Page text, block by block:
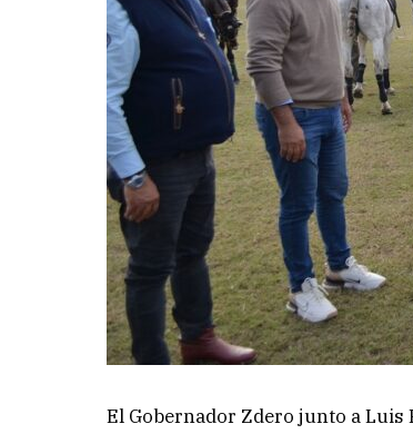
El Gobernador Zdero junto a Luis